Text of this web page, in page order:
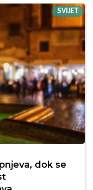
SVIJET
dok se